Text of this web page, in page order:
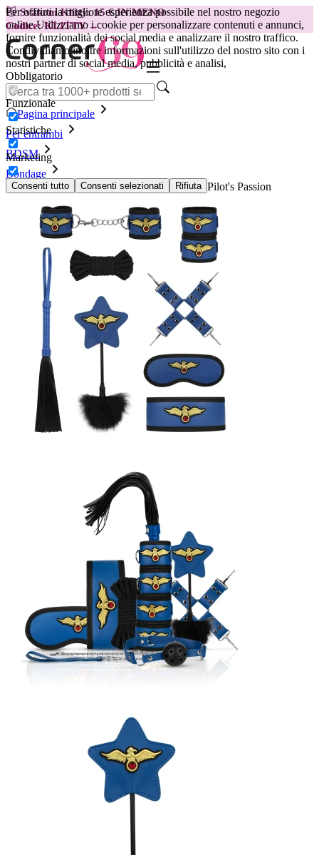
Per offrirti la migliore esperienza possibile nel nostro negozio
online.Utilizziamo i cookie per personalizzare contenuti e annunci,
fornire funzionalità dei social media e analizzare il nostro traffico.
Condividiamo inoltre informazioni sull'utilizzo del nostro sito con i
nostri partner di social media, pubblicità e analisi,
Obbligatorio
Funzionale
Statistiche
Marketing
Consenti tutto Consenti selezionati Rifiuta
😽Svakom Klitty: 15 € IN MENO
Codice: KLITTY →
Pagina principale
Per entrambi
BDSM
Bondage
Set BDSM 11 pezzi Easytoys Online Only - Pilot's Passion